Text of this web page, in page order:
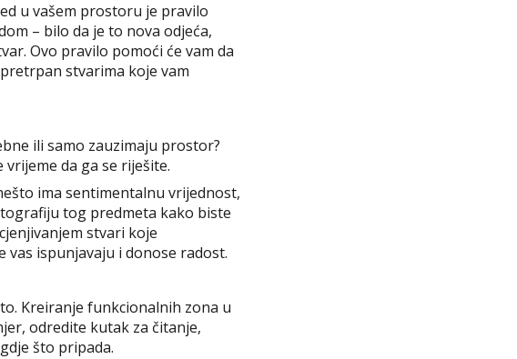
u vašem prostoru je pravilo
– bilo da je to nova odjeća,
Ovo pravilo pomoći će vam da
stvarima koje vam
ili samo zauzimaju prostor?
da ga se riješite.
ima sentimentalnu vrijednost,
tog predmeta kako biste
stvari koje
ispunjavaju i donose radost.
Kreiranje funkcionalnih zona u
odredite kutak za čitanje,
što pripada.